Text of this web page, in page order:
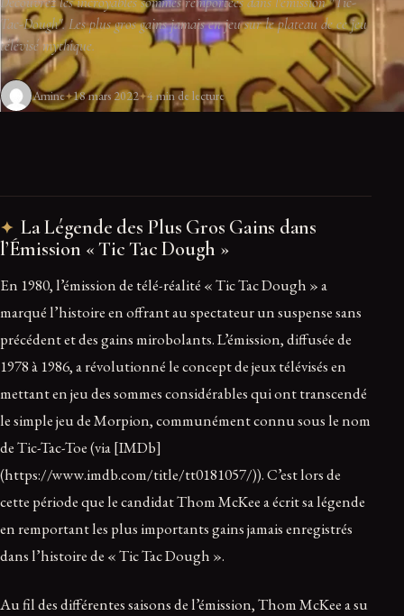
Tac-Dough". Les plus gros gains jamais en jeu sur le plateau de ce jeu
télévisé mythique.
Amine 18 mars 2022 4 min de lecture
La Légende des Plus Gros Gains dans
l’Émission « Tic Tac Dough »
En 1980, l’émission de télé-réalité « Tic Tac Dough » a
marqué l’histoire en offrant au spectateur un suspense sans
précédent et des gains mirobolants. L’émission, diffusée de
1978 à 1986, a révolutionné le concept de jeux télévisés en
mettant en jeu des sommes considérables qui ont transcendé
le simple jeu de Morpion, communément connu sous le nom
de Tic-Tac-Toe (via [IMDb]
(https://www.imdb.com/title/tt0181057/)). C’est lors de
cette période que le candidat Thom McKee a écrit sa légende
en remportant les plus importants gains jamais enregistrés
dans l’histoire de « Tic Tac Dough ».
Au fil des différentes saisons de l’émission, Thom McKee a su